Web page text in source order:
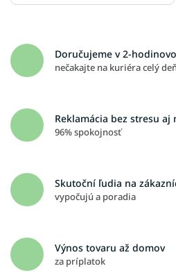
Doručujeme v 2-
nečakajte na kuriéra celý
Reklamácia bez stresu aj
96% spokojnosť
Skutoční ľudia na
vypočujú a poradia
Výnos tovaru až domov
za príplatok